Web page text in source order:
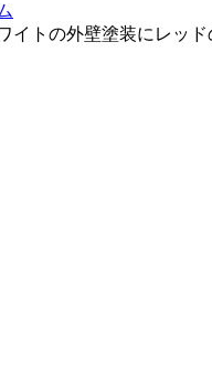
イトの外壁塗装にレッド